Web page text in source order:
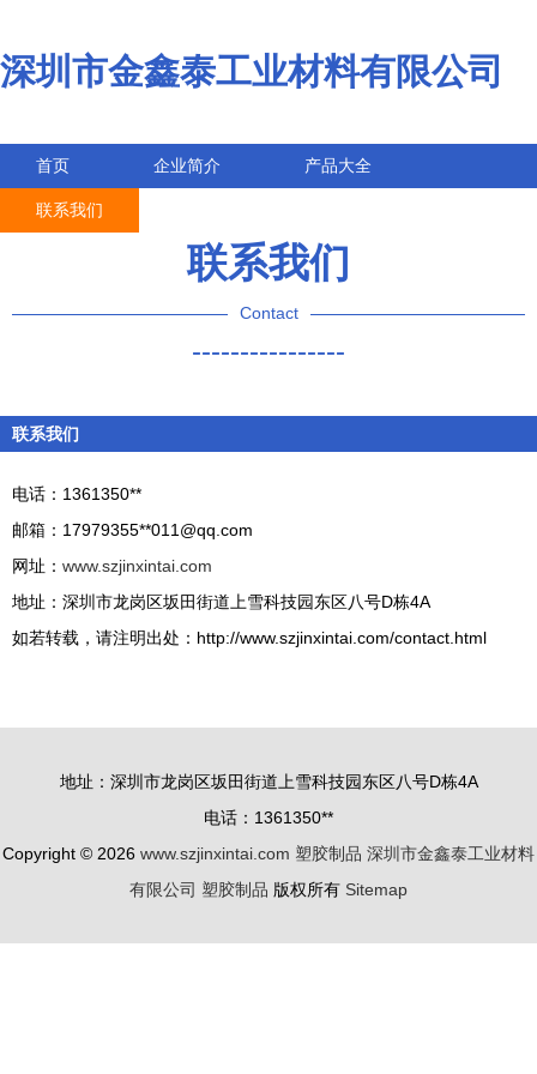
深圳市金鑫泰工业材料有限公司
首页 企业简介 产品大全
联系我们
联系我们
Contact
----------------
联系我们
电话：1361350**
邮箱：17979355**011@qq.com
网址： www.szjinxintai.com
地址：深圳市龙岗区坂田街道上雪科技园东区八号D栋4A
如若转载，请注明出处：http://www.szjinxintai.com/contact.html
地址：深圳市龙岗区坂田街道上雪科技园东区八号D栋4A
电话：1361350**
Copyright © 2026 www.szjinxintai.com 塑胶制品 深圳市金鑫泰工业材料
有限公司 塑胶制品 版权所有 Sitemap